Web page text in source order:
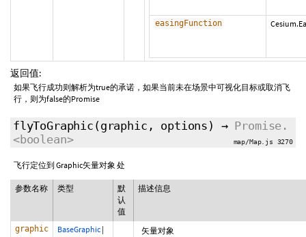
easingFunction
返回值:
如果飞行成功则解析为true的承诺，如果当前未在场景中可视化目标或取消飞
行，则为false的Promise
flyToGraphic (graphic, options ) → Promise.
<boolean>
map/Map.js 3270
飞行定位到 Graphic矢量对象 处
参数名称 类型
默
认
值
描述信息
graphic BaseGraphic |
矢量对象